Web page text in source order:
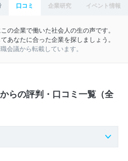
口コミ 企業研究 イベント情報
の企業で働いた社会人の生の声です。
あなたに合った企業を探しましょう。
会議から転載しています。
らの評判・口コミ一覧（全